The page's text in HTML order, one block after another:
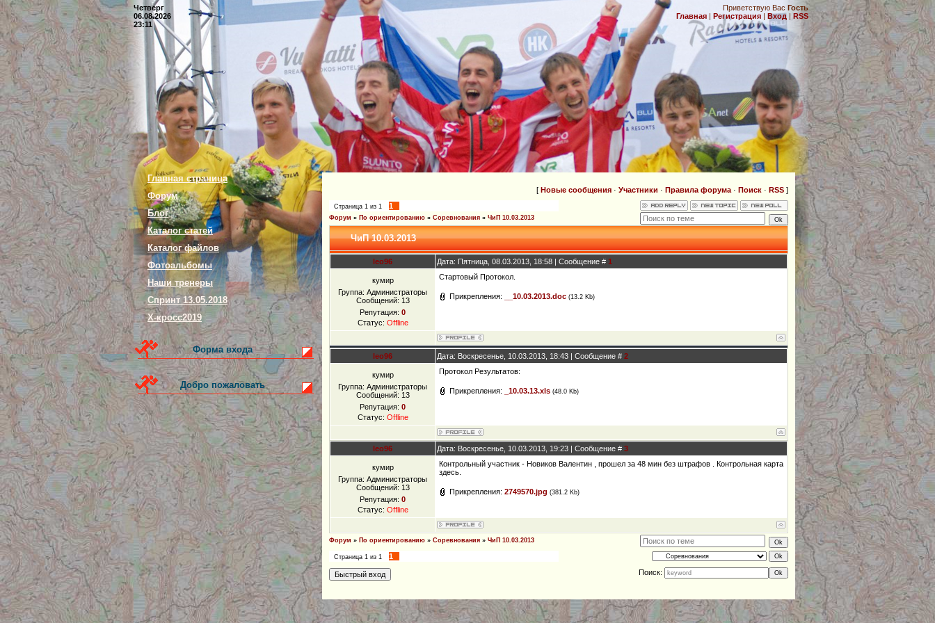
Четверг
06.08.2026
23:11
Приветствую Вас Гость
Главная | Регистрация | Вход | RSS
Главная страница
Форум
Блог
Каталог статей
Каталог файлов
Фотоальбомы
Наши тренеры
Спринт 13.05.2018
Х-кросс2019
Форма входа
Добро пожаловать
[ Новые сообщения · Участники · Правила форума · Поиск · RSS ]
Страница 1 из 1 1
Форум » По ориентированию » Соревнования » ЧиП 10.03.2013
ЧиП 10.03.2013
leo96 Дата: Пятница, 08.03.2013, 18:58 | Сообщение # 1
кумир
Группа: Администраторы
Сообщений: 13
Репутация: 0
Статус: Offline
Стартовый Протокол.
Прикрепления: __10.03.2013.doc (13.2 Kb)
leo96 Дата: Воскресенье, 10.03.2013, 18:43 | Сообщение # 2
кумир
Группа: Администраторы
Сообщений: 13
Репутация: 0
Статус: Offline
Протокол Результатов:
Прикрепления: _10.03.13.xls (48.0 Kb)
leo96 Дата: Воскресенье, 10.03.2013, 19:23 | Сообщение # 3
кумир
Группа: Администраторы
Сообщений: 13
Репутация: 0
Статус: Offline
Контрольный участник - Новиков Валентин , прошел за 48 мин без штрафов . Контрольная карта
здесь.
Прикрепления: 2749570.jpg (381.2 Kb)
Форум » По ориентированию » Соревнования » ЧиП 10.03.2013
Страница 1 из 1
1
Поиск: